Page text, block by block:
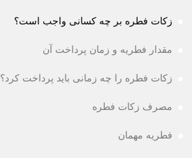
زکات فطره بر چه کسانی واجب است؟
مقدار فطریه و زمان پرداخت آن
زکات فطره را چه زمانی باید پرداخت کرد؟
مصرف زکات فطره
فطریه مهمان